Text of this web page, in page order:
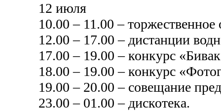
12 июля
10.00 – 11.00 –
12.00 – 17.00 – дистанции
17.00 – 19.00 – конкурс
18.00 – 19.00 – конкурс
19.00 – 20.00 – совещание
23.00 – 01.00 – дискотека.